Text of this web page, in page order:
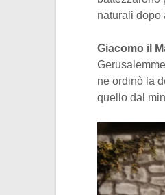
naturali dopo
Giacomo il
ne ordinò la
quello dal